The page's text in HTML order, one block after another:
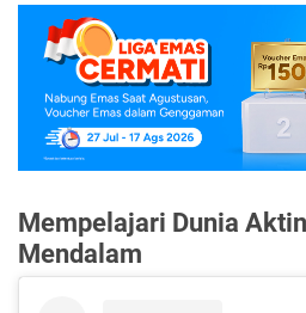
Mempelajari Dunia
Mendalam